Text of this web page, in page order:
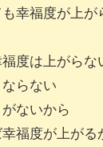
幸福度が上が
度は上がらな
らない
ないから
福度が上がる